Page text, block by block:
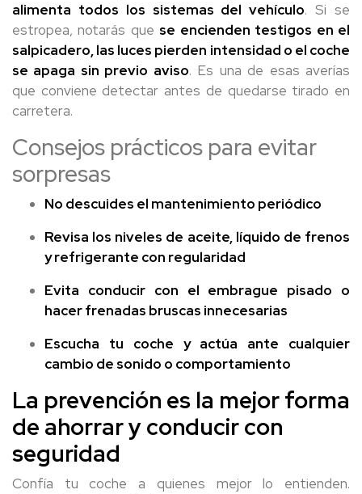
alimenta todos los sistemas del vehículo. Si se
estropea, notarás que se encienden testigos en el
salpicadero, las luces pierden intensidad o el coche
se apaga sin previo aviso. Es una de esas averías
que conviene detectar antes de quedarse tirado en
carretera.
Consejos prácticos para evitar
sorpresas
No descuides el mantenimiento periódico
Revisa los niveles de aceite, líquido de frenos
y refrigerante con regularidad
Evita conducir con el embrague pisado o
hacer frenadas bruscas innecesarias
Escucha tu coche y actúa ante cualquier
cambio de sonido o comportamiento
La prevención es la mejor forma
de ahorrar y conducir con
seguridad
Confía tu coche a quienes mejor lo entienden.